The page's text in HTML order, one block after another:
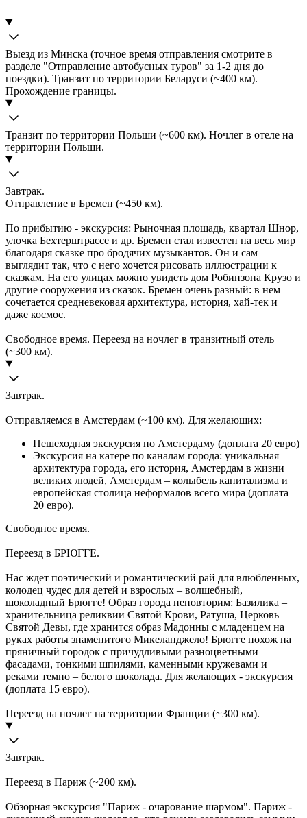
Выезд из Минска (точное время отправления смотрите в
разделе "Отправление автобусных туров" за 1-2 дня до
поездки). Транзит по территории Беларуси (~400 км).
Прохождение границы.
Транзит по территории Польши (~600 км). Ночлег в отеле на
территории Польши.
Завтрак.
Отправление в Бремен (~450 км).
По прибытию - экскурсия: Рыночная площадь, квартал Шнор,
улочка Бехтерштрассе и др. Бремен стал известен на весь мир
благодаря сказке про бродячих музыкантов. Он и сам
выглядит так, что с него хочется рисовать иллюстрации к
сказкам. На его улицах можно увидеть дом Робинзона Крузо и
другие сооружения из сказок. Бремен очень разный: в нем
сочетается средневековая архитектура, история, хай-тек и
даже космос.
Свободное время. Переезд на ночлег в транзитный отель
(~300 км).
Завтрак.
Отправляемся в Амстердам (~100 км). Для желающих:
Пешеходная экскурсия по Амстердаму (доплата 20 евро)
Экскурсия на катере по каналам города: уникальная
архитектура города, его история, Амстердам в жизни
великих людей, Амстердам – колыбель капитализма и
европейская столица неформалов всего мира (доплата
20 евро).
Свободное время.
Переезд в БРЮГГЕ.
Нас ждет поэтический и романтический рай для влюбленных,
колодец чудес для детей и взрослых – волшебный,
шоколадный Брюгге! Образ города неповторим: Базилика –
хранительница реликвии Святой Крови, Ратуша, Церковь
Святой Девы, где хранится образ Мадонны с младенцем на
руках работы знаменитого Микеланджело! Брюгге похож на
пряничный городок с причудливыми разноцветными
фасадами, тонкими шпилями, каменными кружевами и
реками темно – белого шоколада. Для желающих - экскурсия
(доплата 15 евро).
Переезд на ночлег на территории Франции (~300 км).
Завтрак.
Переезд в Париж (~200 км).
Обзорная экскурсия "Париж - очарование шармом". Париж -